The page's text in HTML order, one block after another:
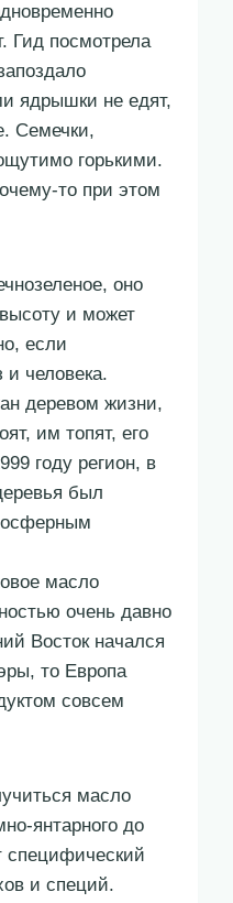
Гид посмотрела
ядрышки не едят,
Семечки,
горькими.
то при этом
оно
и может
если
и человека.
деревом жизни,
им топят, его
году регион, в
был
масло
очень давно
Восток начался
то Европа
совсем
масло
янтарного до
специфический
и специй.